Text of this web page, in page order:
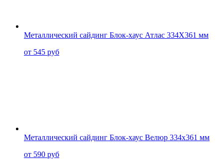
Металлический сайдинг Блок-хаус Атлас 334X361 мм
от 545 руб
Металлический сайдинг Блок-хаус Велюр 334x361 мм
от 590 руб